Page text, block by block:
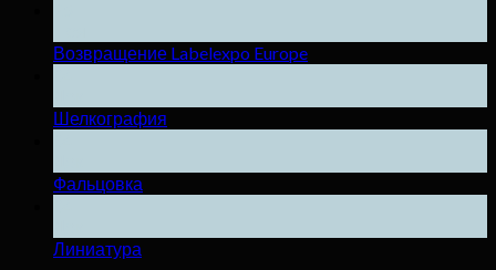
Возвращение Labelexpo Europe
Шелкография
Фальцовка
Линиатура